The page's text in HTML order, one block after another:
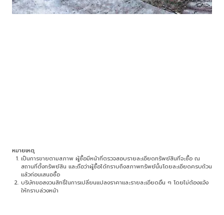
หมายเหตุ
เป็นการขายตามสภาพ ผู้ซื้อมีหน้าที่ตรวจสอบรายละเอียดทรัพย์สินที่จะซื้อ ณ
สถานที่ตั้งทรัพย์สิน และถือว่าผู้ซื้อได้ทราบถึงสภาพทรัพย์นั้นโดยละเอียดครบถ้วน
แล้วก่อนเสนอซื้อ
บริษัทขอสงวนสิทธิ์ในการเปลี่ยนแปลงราคาและรายละเอียดอื่น ๆ โดยไม่ต้องแจ้ง
ให้ทราบล่วงหน้า